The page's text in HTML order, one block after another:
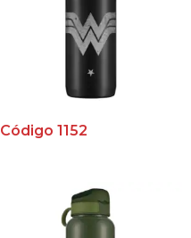
Código 1152